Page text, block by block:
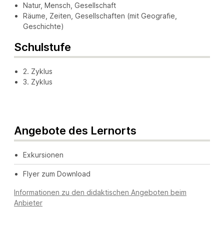
Natur, Mensch, Gesellschaft
Räume, Zeiten, Gesellschaften (mit Geografie,
Geschichte)
Schulstufe
2. Zyklus
3. Zyklus
Angebote des Lernorts
Exkursionen
Flyer zum Download
Informationen zu den didaktischen Angeboten beim
Anbieter